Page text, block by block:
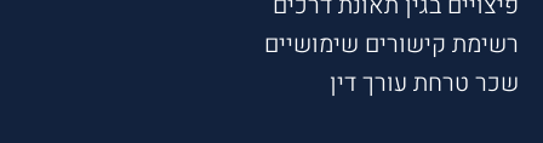
רשימת קישורים שימושיים
שכר טרחת עורך דין